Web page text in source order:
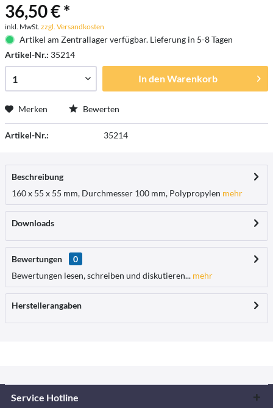
36,50 € *
inkl. MwSt. zzgl. Versandkosten
Artikel am Zentrallager verfügbar. Lieferung in 5-8 Tagen
Artikel-Nr.: 35214
In denWarenkorb
Merken Bewerten
Artikel-Nr.: 35214
Beschreibung
160 x 55 x 55 mm, Durchmesser 100 mm, Polypropylen mehr
Downloads
Bewertungen
0
Bewertungen lesen, schreiben und diskutieren... mehr
Herstellerangaben
Service Hotline